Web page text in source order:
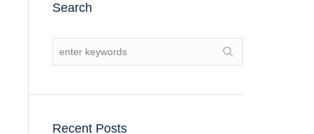
Search
Recent Posts